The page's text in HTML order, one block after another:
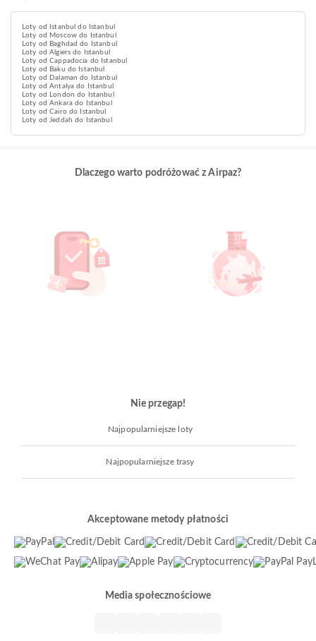
Loty od Istanbul do Istanbul
Loty od Moscow do Istanbul
Loty od Baghdad do Istanbul
Loty od Algiers do Istanbul
Loty od Cappadocia do Istanbul
Loty od Baku do Istanbul
Loty od Dalaman do Istanbul
Loty od Antalya do Istanbul
Loty od London do Istanbul
Loty od Ankara do Istanbul
Loty od Cairo do Istanbul
Loty od Jeddah do Istanbul
Dlaczego warto podróżować z Airpaz?
Nie przegap!
Najpopularniejsze loty
Najpopularniejsze trasy
Akceptowane metody płatności
Media społecznościowe